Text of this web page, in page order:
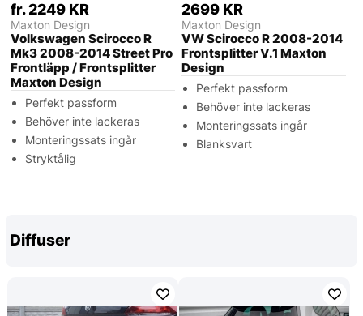
fr. 2249 KR
Maxton Design
Volkswagen Scirocco R
Mk3 2008-2014 Street Pro
Frontläpp / Frontsplitter
Maxton Design
Perfekt passform
Behöver inte lackeras
Monteringssats ingår
Stryktålig
2699 KR
Maxton Design
VW Scirocco R 2008-2014
Frontsplitter V.1 Maxton
Design
Perfekt passform
Behöver inte lackeras
Monteringssats ingår
Blanksvart
Diffuser